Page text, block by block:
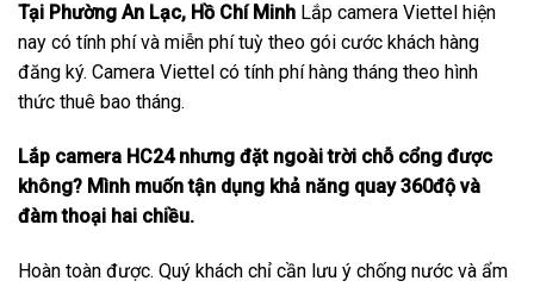
Tại Phường An Lạc, Hồ Chí Minh Lắp camera Viettel hiện
nay có tính phí và miễn phí tuỳ theo gói cước khách hàng
đăng ký. Camera Viettel có tính phí hàng tháng theo hình
thức thuê bao tháng.
Lắp camera HC24 nhưng đặt ngoài trời chỗ cổng được
không? Mình muốn tận dụng khả năng quay 360độ và
đàm thoại hai chiều.
Hoàn toàn được. Quý khách chỉ cần lưu ý chống nước và ẩm